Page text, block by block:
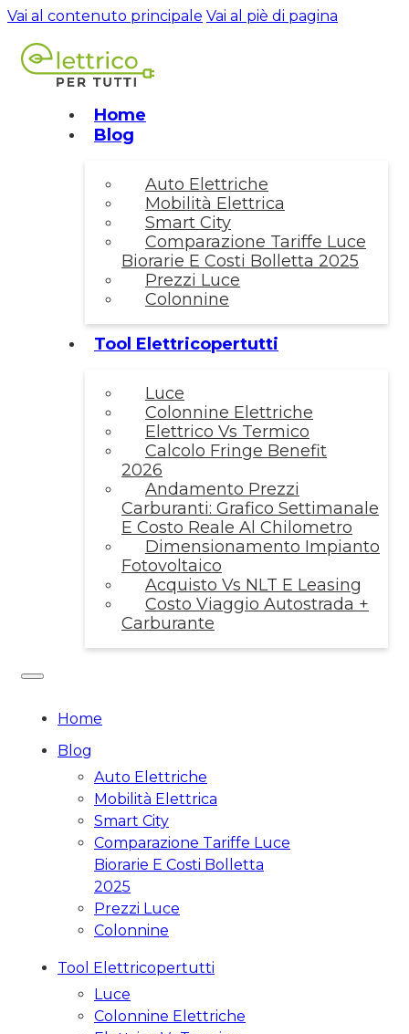
Vai al contenuto principale Vai al piè di pagina
Home
Blog
Auto Elettriche
Mobilità Elettrica
Smart City
Comparazione Tariffe Luce
Biorarie E Costi Bolletta 2025
Prezzi Luce
Colonnine
Tool Elettricopertutti
Luce
Colonnine Elettriche
Elettrico Vs Termico
Calcolo Fringe Benefit
2026
Andamento Prezzi
Carburanti: Grafico Settimanale
E Costo Reale Al Chilometro
Dimensionamento Impianto
Fotovoltaico
Acquisto Vs NLT E Leasing
Costo Viaggio Autostrada +
Carburante
Home
Blog
Auto Elettriche
Mobilità Elettrica
Smart City
Comparazione Tariffe Luce
Biorarie E Costi Bolletta
2025
Prezzi Luce
Colonnine
Tool Elettricopertutti
Luce
Colonnine Elettriche